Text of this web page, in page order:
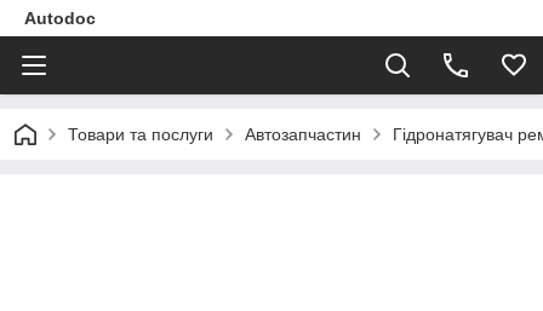
Autodoc
Товари та послуги Автозапчастин Гідронатягувач